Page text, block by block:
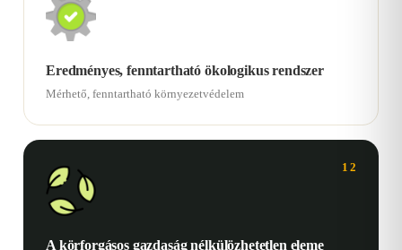
Eredményes, fenntartható ökologikus rendszer
Mérhető, fenntartható környezetvédelem
12
A körforgásos gazdaság nélkülözhetetlen eleme